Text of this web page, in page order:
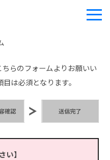
らのフォームよりお願いい
は必須となります。
い】